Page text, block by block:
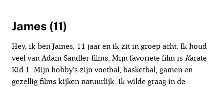
James (11)
Hey, ik ben James, 11 jaar en ik zit in groep acht. Ik houd
veel van Adam Sandler-films. Mijn favoriete film is Karate
Kid 1. Mijn hobby’s zijn voetbal, basketbal, gamen en
gezellig films kijken natuurlijk. Ik wilde graag in de